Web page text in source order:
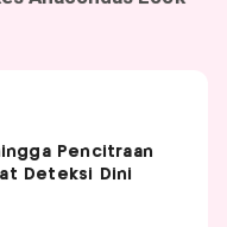
Pencitraan
Deteksi Dini